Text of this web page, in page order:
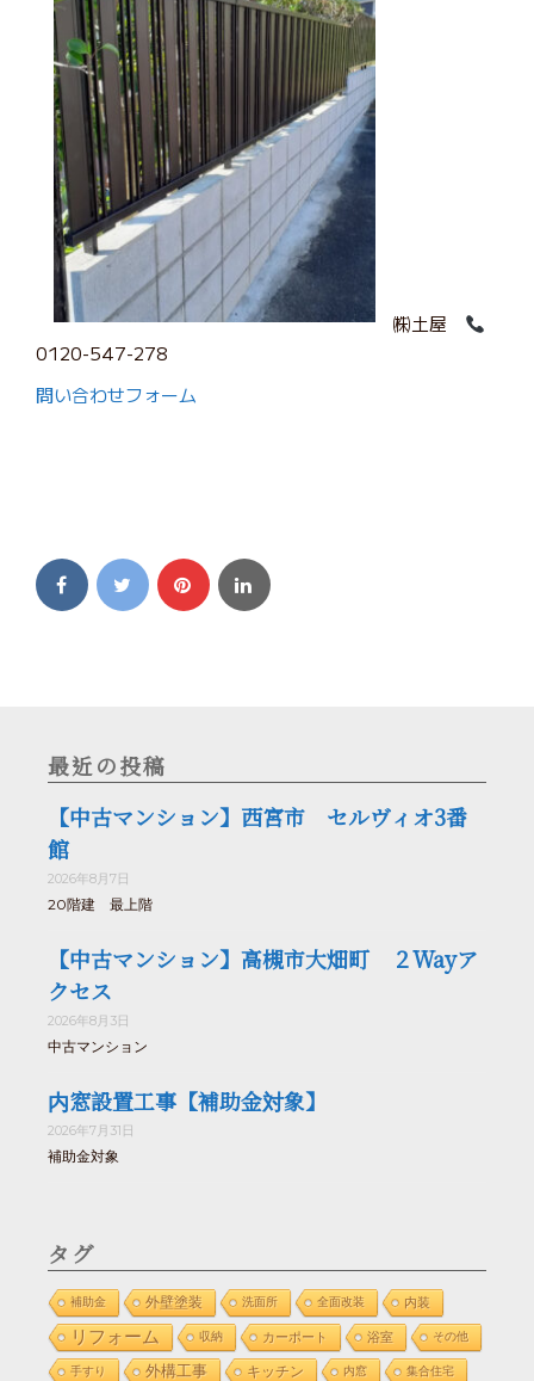
㈱土屋
0120-547-278
問い合わせフォーム
最近の投稿
【中古マンション】西宮市 セルヴィオ3番
館
2026年8月7日
20階建 最上階
【中古マンション】高槻市大畑町 ２Wayア
クセス
2026年8月3日
中古マンション
内窓設置工事【補助金対象】
2026年7月31日
補助金対象
タグ
補助金 外壁塗装 洗面所 全面改装 内装
リフォーム 収納 カーポート 浴室 その他
手すり 外構工事 キッチン 内窓 集合住宅